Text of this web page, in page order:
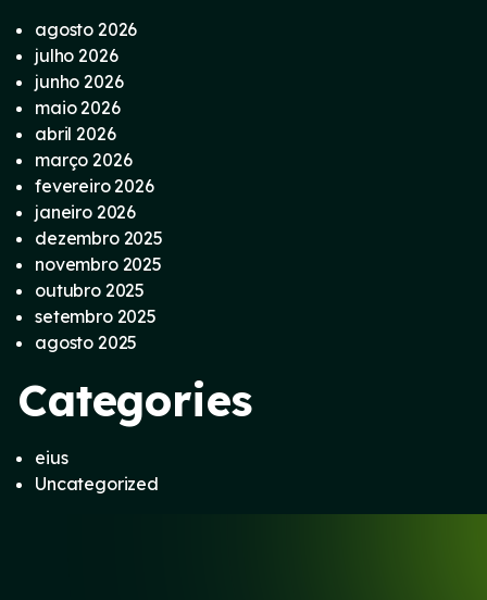
agosto 2026
julho 2026
junho 2026
maio 2026
abril 2026
março 2026
fevereiro 2026
janeiro 2026
dezembro 2025
novembro 2025
outubro 2025
setembro 2025
agosto 2025
Categories
eius
Uncategorized